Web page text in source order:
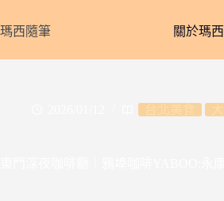
至
瑪西隨筆 關於瑪西